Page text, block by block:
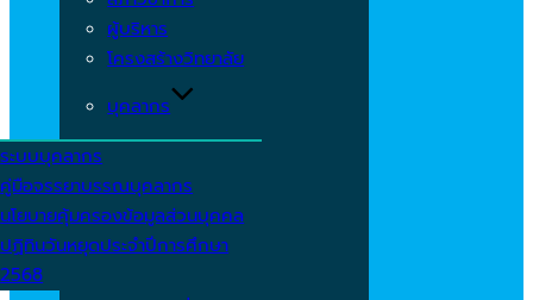
ผู้บริหาร
โครงสร้างวิทยาลัย
บุคลากร
ระบบบุคลากร
คู่มือจรรยาบรรณบุคลากร
นโยบายคุ้มครองข้อมูลส่วนบุคคล
ปฏิทินวันหยุดประจำปีการศึกษา
2568